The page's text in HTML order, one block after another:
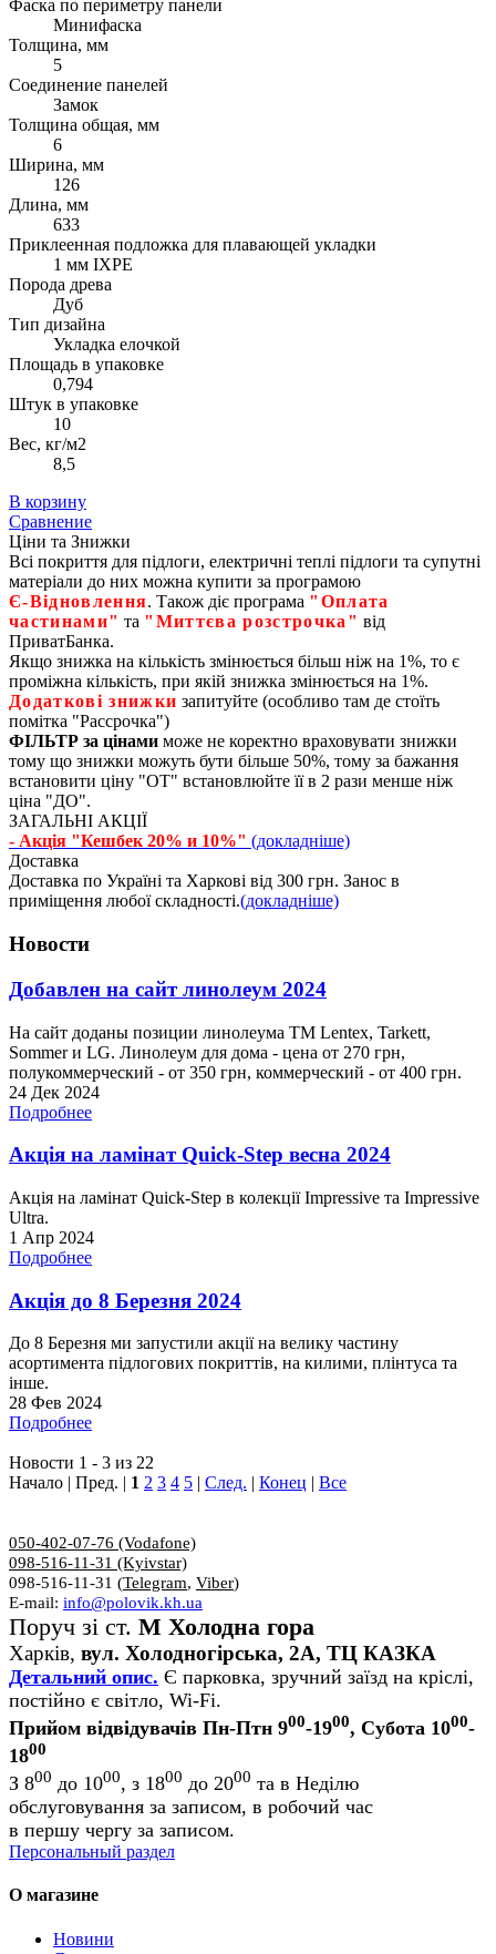
Фаска по периметру панели
Минифаска
Толщина, мм
5
Соединение панелей
Замок
Толщина общая, мм
6
Ширина, мм
126
Длина, мм
633
Приклеенная подложка для плавающей укладки
1 мм IXPE
Порода древа
Дуб
Тип дизайна
Укладка елочкой
Площадь в упаковке
0,794
Штук в упаковке
10
Вес, кг/м2
8,5
В корзину
Сравнение
Ціни та Знижки
Всі покриття для підлоги, електричні теплі підлоги та супутні
матеріали до них можна купити за програмою
Є‑Відновлення. Також діє програма "Оплата
частинами" та "Миттєва розстрочка" від
ПриватБанка.
Якщо знижка на кількість змінюється більш ніж на 1%, то є
проміжна кількість, при якій знижка змінюється на 1%.
Додаткові знижки запитуйте (особливо там де стоїть
помітка "Рассрочка")
ФІЛЬТР за цінами може не коректно враховувати знижки
тому що знижки можуть бути більше 50%, тому за бажання
встановити ціну "ОТ" встановлюйте її в 2 рази менше ніж
ціна "ДО".
ЗАГАЛЬНІ АКЦІЇ
- Акція "Кешбек 20% и 10%" (докладніше)
Доставка
Доставка по Україні та Харкові від 300 грн. Занос в
приміщення любої складності.(докладніше)
Новости
Добавлен на сайт линолеум 2024
На сайт доданы позиции линолеума ТМ Lentex, Tarkett,
Sommer и LG. Линолеум для дома - цена от 270 грн,
полукоммерческий - от 350 грн, коммерческий - от 400 грн.
24 Дек 2024
Подробнее
Акція на ламінат Quick-Step весна 2024
Акція на ламінат Quick-Step в колекції Impressive та Impressive
Ultra.
1 Апр 2024
Подробнее
Акція до 8 Березня 2024
До 8 Березня ми запустили акції на велику частину
асортимента підлогових покриттів, на килими, плінтуса та
інше.
28 Фев 2024
Подробнее
Новости 1 - 3 из 22
Начало | Пред. | 1 2 3 4 5 | След. | Конец | Все
050-402-07-76 (Vodafone)
098-516-11-31 (Kyivstar)
098-516-11-31 (Telegram, Viber)
E-mail: info@polovik.kh.ua
Поруч зі ст. М Холодна гора
Харків, вул. Холодногірська, 2А, ТЦ КАЗКА
Детальний опис. Є парковка, зручний заїзд на кріслі,
постійно є світло, Wi-Fi.
Прийом відвідувачів Пн-Птн 900-1900, Субота 1000-
1800
З 800 до 1000, з 1800 до 2000 та в Неділю
обслуговування за записом, в робочий час
в першу чергу за записом.
Персональный раздел
О магазине
Новини